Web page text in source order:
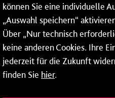
RMV oder von nextbike
ausschließlich Auskünfte
meinRad.
können Sie eine individuelle
„Auswahl speichern“
Über „Nur technisch
keine anderen Cookies. Ihre
jederzeit für die Zukunft
finden Sie hier.